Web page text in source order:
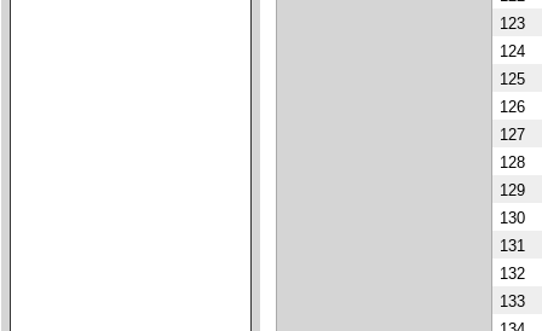
123
124
125
126
127
128
129
130
131
132
133